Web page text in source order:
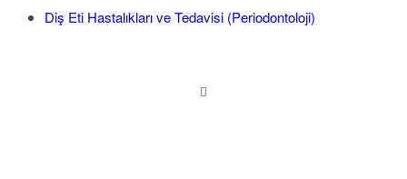
Diş Eti Hastalıkları ve Tedavisi (Periodontoloji)